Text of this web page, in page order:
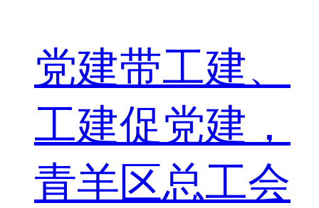
党建带工建、
工建促党建，
青羊区总工会